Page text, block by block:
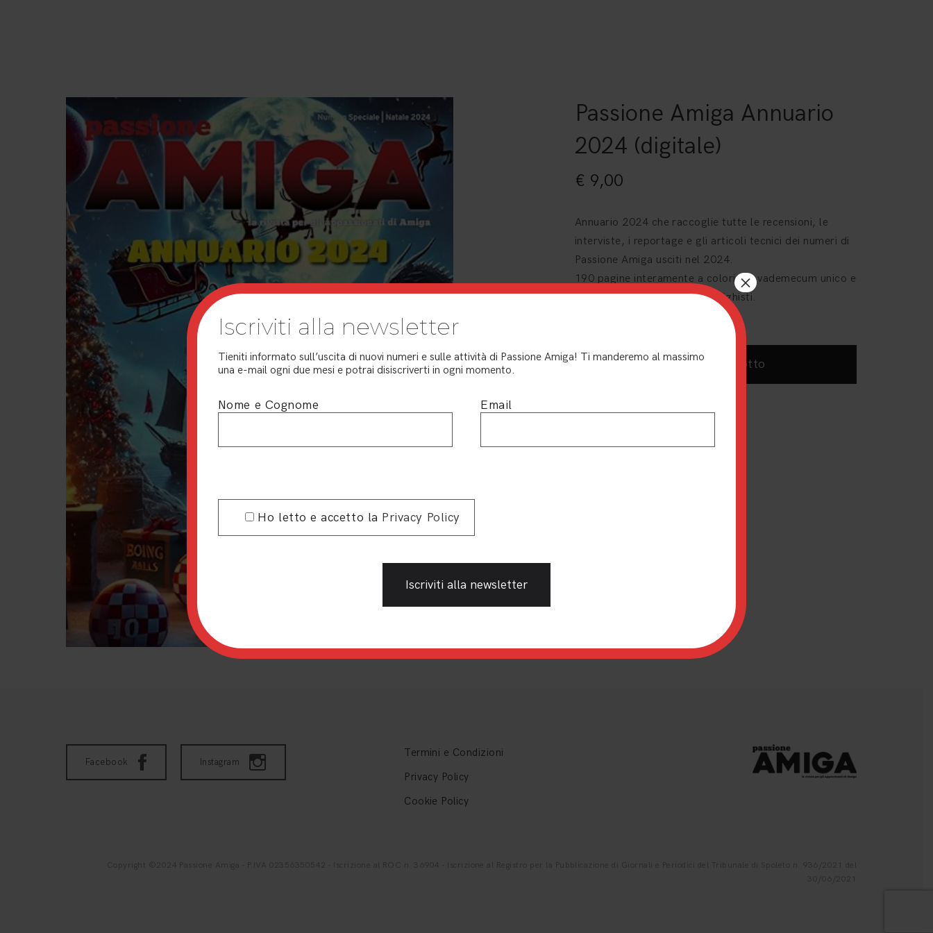
Passione Amiga Annuario
2024 (digitale)
€ 9,00
Annuario 2024 che raccoglie tutte le recensioni, le
interviste, i reportage e gli articoli tecnici dei numeri di
Passione Amiga usciti nel 2024.
190 pagine interamente a colori, un vademecum unico e
indispensabile per tutti gli amighisti.
Acquista prodotto
Facebook Instagram
Termini e Condizioni
Privacy Policy
Cookie Policy
Copyright ©2024 Passione Amiga - P.IVA 02356350542 - Iscrizione al ROC n. 36904 - Iscrizione al Registro per la Pubblicazione di Giornali e Periodici del Tribunale di Spoleto n. 936/2021 del
30/06/2021
Iscriviti alla newsletter
Tieniti informato sull’uscita di nuovi numeri e sulle attività di Passione Amiga! Ti manderemo al massimo
una e-mail ogni due mesi e potrai disiscriverti in ogni momento.
Nome e Cognome Email
Ho letto e accetto la Privacy Policy
×